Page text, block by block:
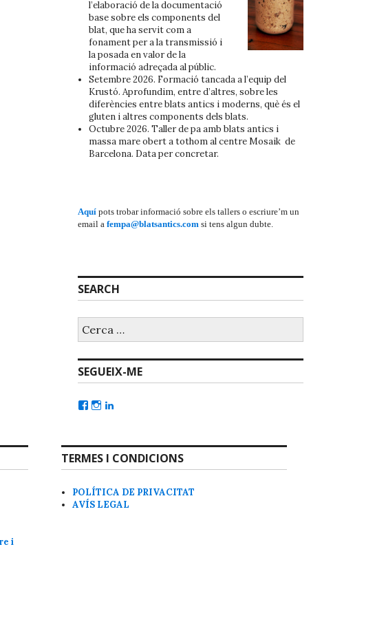
l’elaboració de la documentació
base sobre els components del
blat, que ha servit com a
fonament per a la transmissió i
la posada en valor de la
informació adreçada al públic.
Setembre 2026. Formació tancada a l’equip del
Krustó. Aprofundim, entre d’altres, sobre les
diferències entre blats antics i moderns, què és el
gluten i altres components dels blats.
Octubre 2026. Taller de pa amb blats antics i
massa mare obert a tothom al centre Mosaik de
Barcelona. Data per concretar.
Aquí pots trobar informació sobre els tallers o escriure’m un
email a fempa@blatsantics.com si tens algun dubte.
SEARCH
SEGUEIX-ME
i
TERMES I CONDICIONS
POLÍTICA DE PRIVACITAT
AVÍS LEGAL